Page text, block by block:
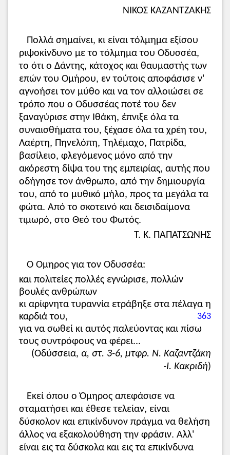
στο Γιβραλτάρ.
την πλώρη... κατά που βγαίνει ο ήλιος:
μόλις βγήκαν από το Γιβραλτάρ
έστριψαν αριστερά με κατεύθυνση προς
το νότο.
του άλλου πόλου:δηλ. του νότιου
Πόλου.
άγγιζε τη γραμμή της θάλασσας:είχαν
φτάσει δηλαδή στον Ισημερινό και ο
Πολικός αστέρας του Βορρά (το άστρο
της Μικρής Άρκτου) βρισκόταν ακριβώς
στον ορίζοντα.
αναγάλια:
ευχάριστη ψυχική διάθεση,
αναγάλιασμα.
μπουρίνι:ξαφνική θύελλα.
ξύλο: το καράβι (συνεκδοχή).
ΝΙΚΟΣ ΚΑΖΑΝΤΖΑΚΗΣ
Πολλά σημαίνει, κι είναι τόλμημα εξίσου
ριψοκίνδυνο με το τόλμημα του Οδυσσέα,
το ότι ο Δάντης, κάτοχος και θαυμαστής των
επών του Ομήρου, εν τούτοις αποφάσισε ν'
αγνοήσει τον μύθο και να τον αλλοιώσει σε
τρόπο που ο Οδυσσέας ποτέ του δεν
ξαναγύρισε στην Ιθάκη, έπνιξε όλα τα
συναισθήματα του, ξέχασε όλα τα χρέη του,
Λαέρτη, Πηνελόπη, Τηλέμαχο, Πατρίδα,
βασίλειο, φλεγόμενος μόνο από την
ακόρεστη δίψα του της εμπειρίας, αυτής που
οδήγησε τον άνθρωπο, από την δημιουργία
του, από το μυθικό μήλο, προς τα μεγάλα τα
φώτα. Από το σκοτεινό και δεισιδαίμονα
τιμωρό, στο Θεό του Φωτός.
Τ. Κ. ΠΑΠΑΤΣΩΝΗΣ
Ο Όμηρος για τον Οδυσσέα:
και πολιτείες πολλές εγνώρισε, πολλών
βουλές ανθρώπων
κι αρίφνητα τυραννία ετράβηξε στα πέλαγα η
καρδιά του,
363
για να σωθεί κι αυτός παλεύοντας και πίσω
τους συντρόφους να φέρει...
(Οδύσσεια, α, στ. 3-6, μτφρ. Ν. Καζαντζάκη
-Ι. Κακριδή)
Εκεί όπου ο Όμηρος απεφάσισε να
σταματήσει και έθεσε τελείαν, είναι
δύσκολον και επικίνδυνον πράγμα να θελήση
άλλος να εξακολούθηση την φράσιν. Αλλ'
είναι εις τα δύσκολα και εις τα επικίνδυνα